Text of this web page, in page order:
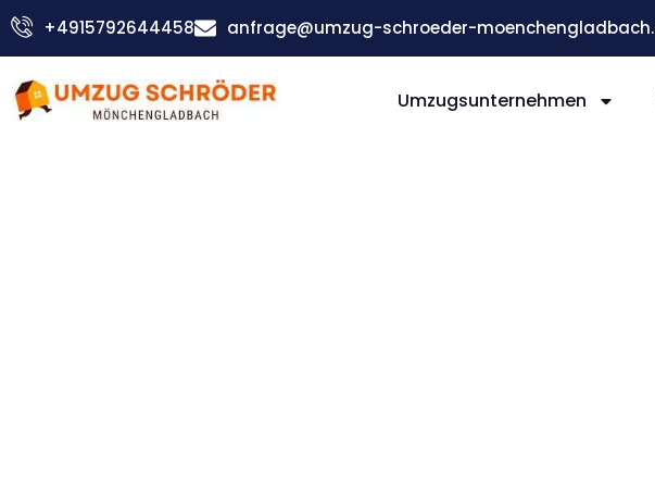
Zum
Inhalt
+4915792644458 anfrage@umzug-schroeder-
Umzugsunternehmen